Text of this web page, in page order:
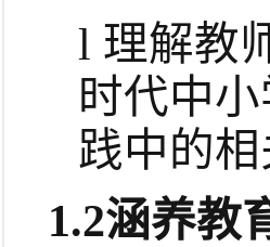
l 理解教
时代中
践中的
1.2涵养教